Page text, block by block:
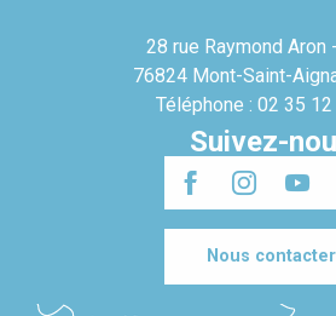
28 rue Raymond Aron
76824 Mont-Saint-
Téléphone : 02 35
Suivez-
Nous contacter